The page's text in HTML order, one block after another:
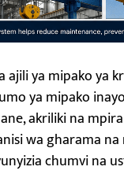
ajili ya mipako ya
ya mipako
akriliki na
wa gharama
chumvi na